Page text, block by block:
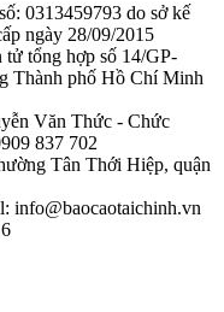
0313459793 do sở kế
ngày 28/09/2015
tử tổng hợp số 14/GP-
Thành phố Hồ Chí Minh
Văn Thức - Chức
837 702
Tân Thới Hiệp, quận